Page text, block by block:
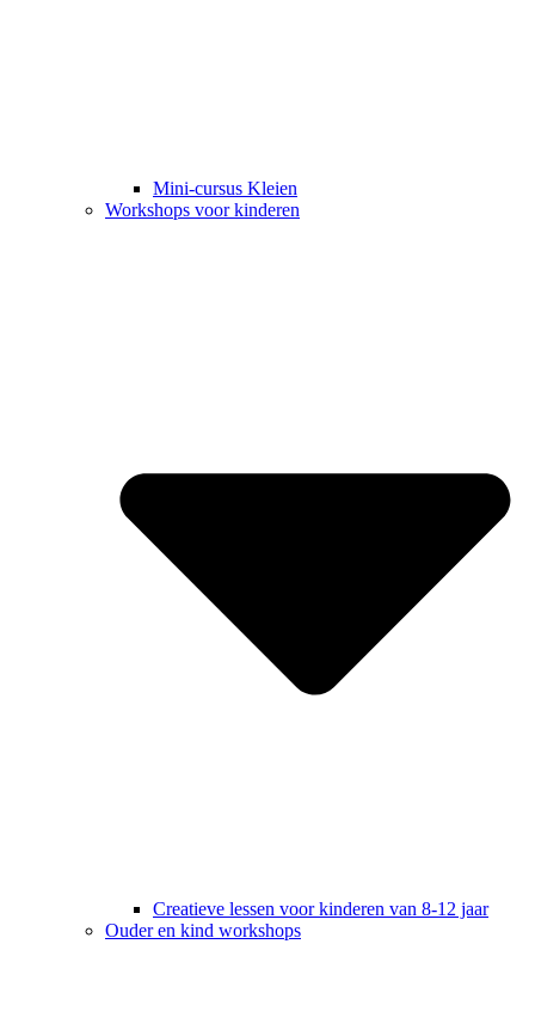
Mini-cursus Kleien
Workshops voor kinderen
Creatieve lessen voor kinderen van 8-12 jaar
Ouder en kind workshops